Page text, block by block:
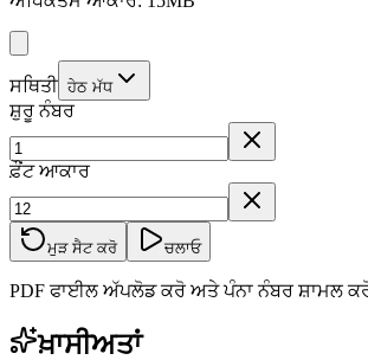
ਸਥਿਤੀ ਹੇਠ ਮੱਧ
ਸ਼ੁਰੂ ਨੰਬਰ
ਫ਼ੌਂਟ ਆਕਾਰ
ਮੁੜ ਸੈਟ ਕਰੋ ਚਲਾਓ
PDF ਫਾਈਲ ਅੱਪਲੋਡ ਕਰੋ ਅਤੇ ਪੰਨਾ ਨੰਬਰ ਸ਼ਾਮਲ
ਖ਼ਾਸੀਅਤਾਂ